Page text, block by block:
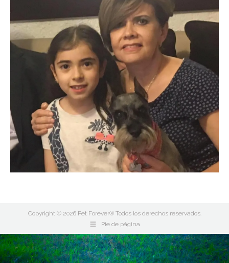
Copyright © 2026 Pet Forever® Todos los derechos reservados.
Pie de página